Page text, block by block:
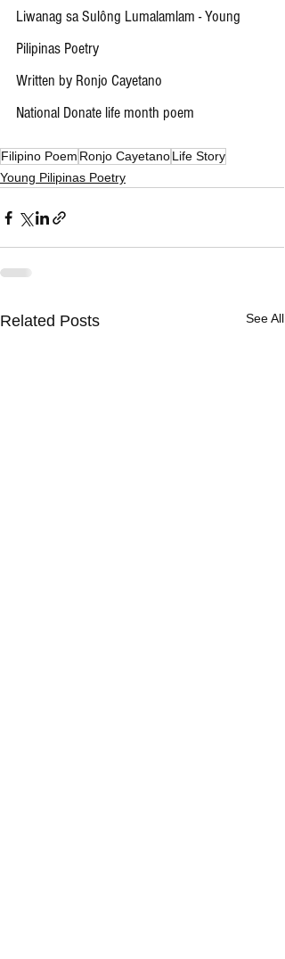
Liwanag sa Sulông Lumalamlam - Young
Pilipinas Poetry
Written by Ronjo Cayetano
National Donate life month poem
Filipino Poem Ronjo CayetanoLife Story
Young Pilipinas Poetry
Related Posts See All